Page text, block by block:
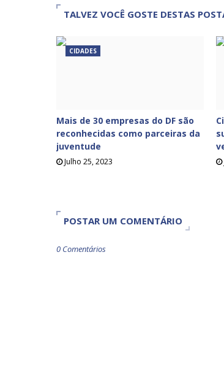
TALVEZ VOCÊ GOSTE DESTAS
CIDADES
Mais de 30 empresas do DF são
reconhecidas como parceiras da
juventude
Julho 25, 2023
POSTAR UM COMENTÁRIO
0 Comentários